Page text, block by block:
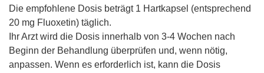
Die empfohlene Dosis beträgt 1 Hartkapsel (entsprechend
20 mg Fluoxetin) täglich.
Ihr Arzt wird die Dosis innerhalb von 3-4 Wochen nach
Beginn der Behandlung überprüfen und, wenn nötig,
anpassen. Wenn es erforderlich ist, kann die Dosis